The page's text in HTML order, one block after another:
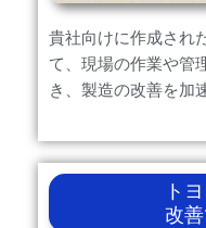
貴社向けに作成され
て、現場の作業や管
き、製造の改善を加
ト
改